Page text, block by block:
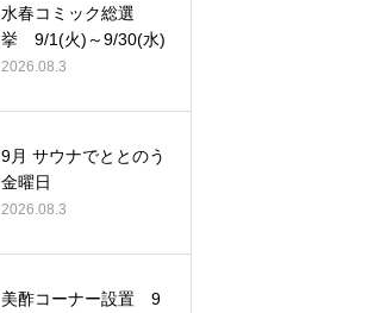
水春コミック総選
挙 9/1(火)～9/30(水)
2026.08.3
9月 サウナでととのう
金曜日
2026.08.3
美酢コーナー設置 9